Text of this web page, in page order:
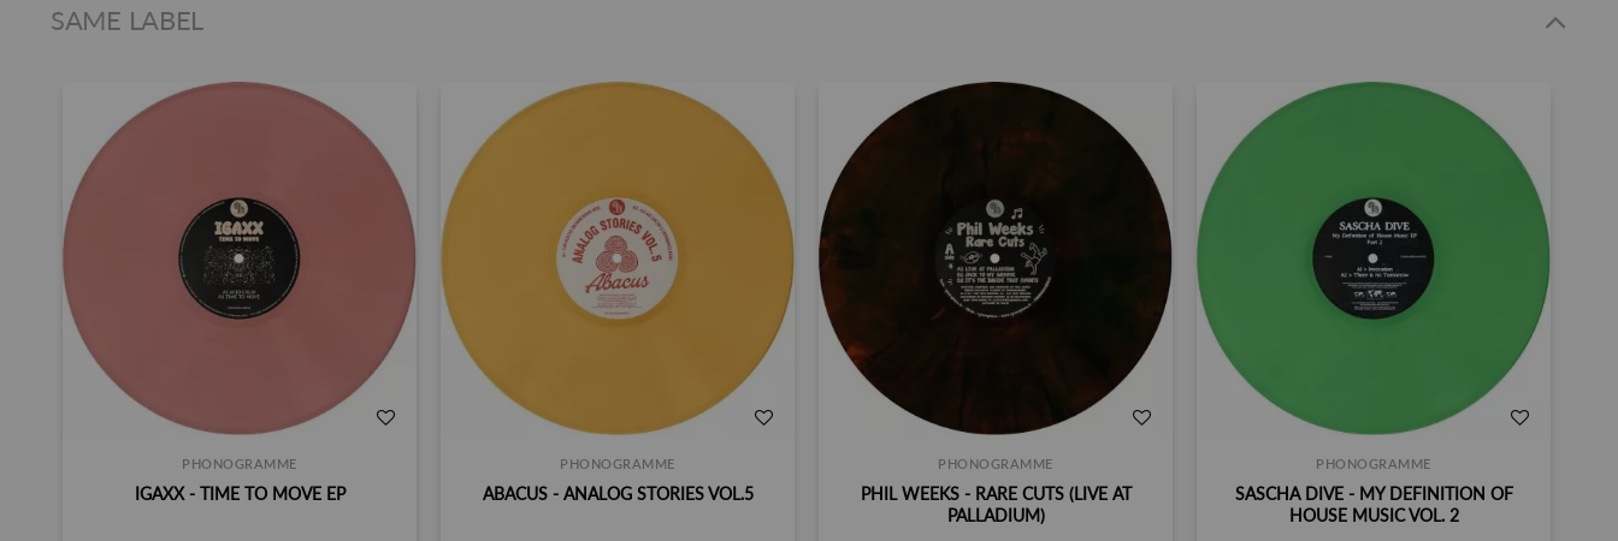
SAME LABEL
PHONOGRAMME
IGAXX - TIME TO MOVE EP
PHONOGRAMME
ABACUS - ANALOG STORIES VOL.5
PHONOGRAMME
PHIL WEEKS - RARE CUTS (LIVE AT
PALLADIUM)
PHONOGRAMME
SASCHA DIVE - MY DEFINITION OF
HOUSE MUSIC VOL. 2